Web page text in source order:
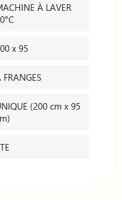
À LAVER
x 95
FRANGES
(200 cm x 95